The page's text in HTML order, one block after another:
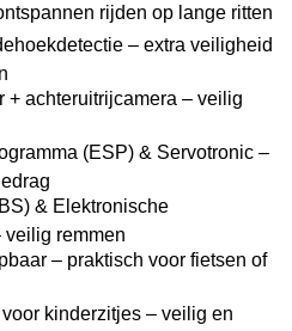
rijden op lange ritten
– extra veiligheid
+ achteruitrijcamera – veilig
(ESP) & Servotronic –
& Elektronische
veilig remmen
– praktisch voor fietsen of
kinderzitjes – veilig en